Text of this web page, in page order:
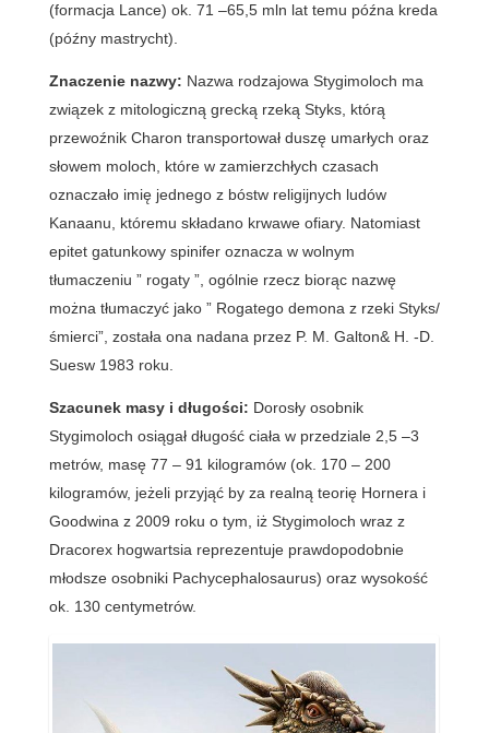
(formacja Lance) ok. 71 –65,5 mln lat temu późna kreda
(późny mastrycht).
Znaczenie nazwy: Nazwa rodzajowa Stygimoloch ma
związek z mitologiczną grecką rzeką Styks, którą
przewoźnik Charon transportował duszę umarłych oraz
słowem moloch, które w zamierzchłych czasach
oznaczało imię jednego z bóstw religijnych ludów
Kanaanu, któremu składano krwawe ofiary. Natomiast
epitet gatunkowy spinifer oznacza w wolnym
tłumaczeniu ” rogaty ”, ogólnie rzecz biorąc nazwę
można tłumaczyć jako ” Rogatego demona z rzeki Styks/
śmierci”, została ona nadana przez P. M. Galton& H. -D.
Suesw 1983 roku.
Szacunek masy i długości: Dorosły osobnik
Stygimoloch osiągał długość ciała w przedziale 2,5 –3
metrów, masę 77 – 91 kilogramów (ok. 170 – 200
kilogramów, jeżeli przyjąć by za realną teorię Hornera i
Goodwina z 2009 roku o tym, iż Stygimoloch wraz z
Dracorex hogwartsia reprezentuje prawdopodobnie
młodsze osobniki Pachycephalosaurus) oraz wysokość
ok. 130 centymetrów.